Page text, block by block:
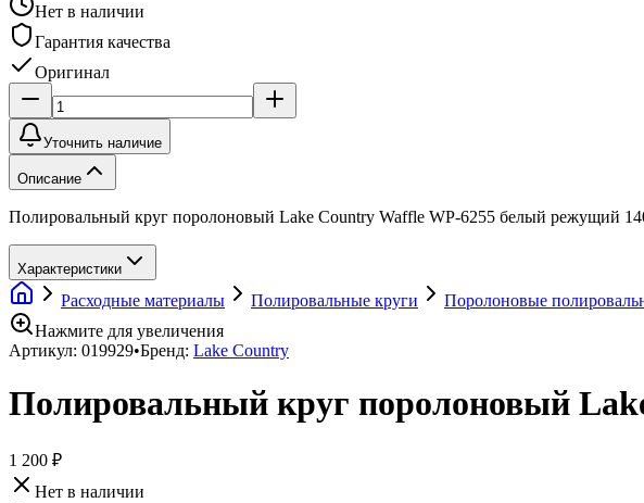
Нет в наличии
Гарантия качества
Оригинал
Уточнить наличие
Описание
Полировальный круг поролоновый Lake Country Waffle WP-6255 белый режущий
Характеристики
Расходные материалы Полировальные круги Поролоновые
Нажмите для увеличения
Артикул: 019929•Бренд: Lake Country
Полировальный круг поролоновый
1 200 ₽
Нет в наличии